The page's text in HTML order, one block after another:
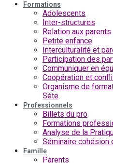
Formations
Adolescents
Inter-structures
Relation aux parents
Petite enfance
Interculturalité et
Participation des
Communiquer en
Coopération et
Organisme de
Sète
Professionnels
Billets du pro
Formations
Analyse de la
Séminaire cohésion
Famille
Parents